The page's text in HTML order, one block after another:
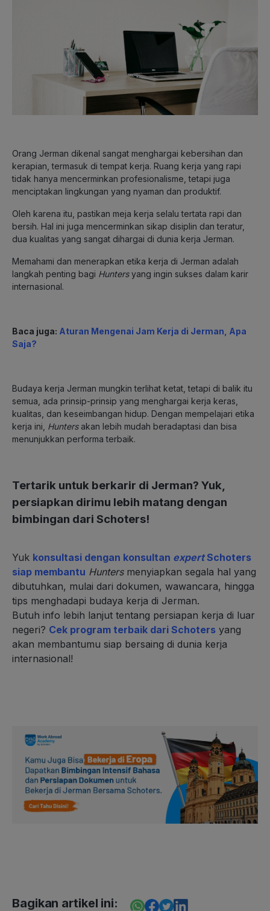
Orang Jerman dikenal sangat menghargai kebersihan dan
kerapian, termasuk di tempat kerja. Ruang kerja yang rapi
tidak hanya mencerminkan profesionalisme, tetapi juga
menciptakan lingkungan yang nyaman dan produktif.
Oleh karena itu, pastikan meja kerja selalu tertata rapi dan
bersih. Hal ini juga mencerminkan sikap disiplin dan teratur,
dua kualitas yang sangat dihargai di dunia kerja Jerman.
Memahami dan menerapkan etika kerja di Jerman adalah
langkah penting bagi Huntersyang ingin sukses dalam karir
internasional.
Baca juga: Aturan Mengenai Jam Kerja di Jerman, Apa
Saja?
Budaya kerja Jerman mungkin terlihat ketat, tetapi di balik itu
semua, ada prinsip-prinsip yang menghargai kerja keras,
kualitas, dan keseimbangan hidup. Dengan mempelajari etika
kerja ini, Huntersakan lebih mudah beradaptasi dan bisa
menunjukkan performa terbaik.
Tertarik untuk berkarir di Jerman? Yuk,
persiapkan dirimu lebih matang dengan
bimbingan dari Schoters!
Yuk konsultasi dengan konsultan expertSchoters
siap membantu Huntersmenyiapkan segala hal yang
dibutuhkan, mulai dari dokumen, wawancara, hingga
tips menghadapi budaya kerja di Jerman.
Butuh info lebih lanjut tentang persiapan kerja di luar
negeri? Cek program terbaik dari Schoters yang
akan membantumu siap bersaing di dunia kerja
internasional!
Bagikan artikel ini: